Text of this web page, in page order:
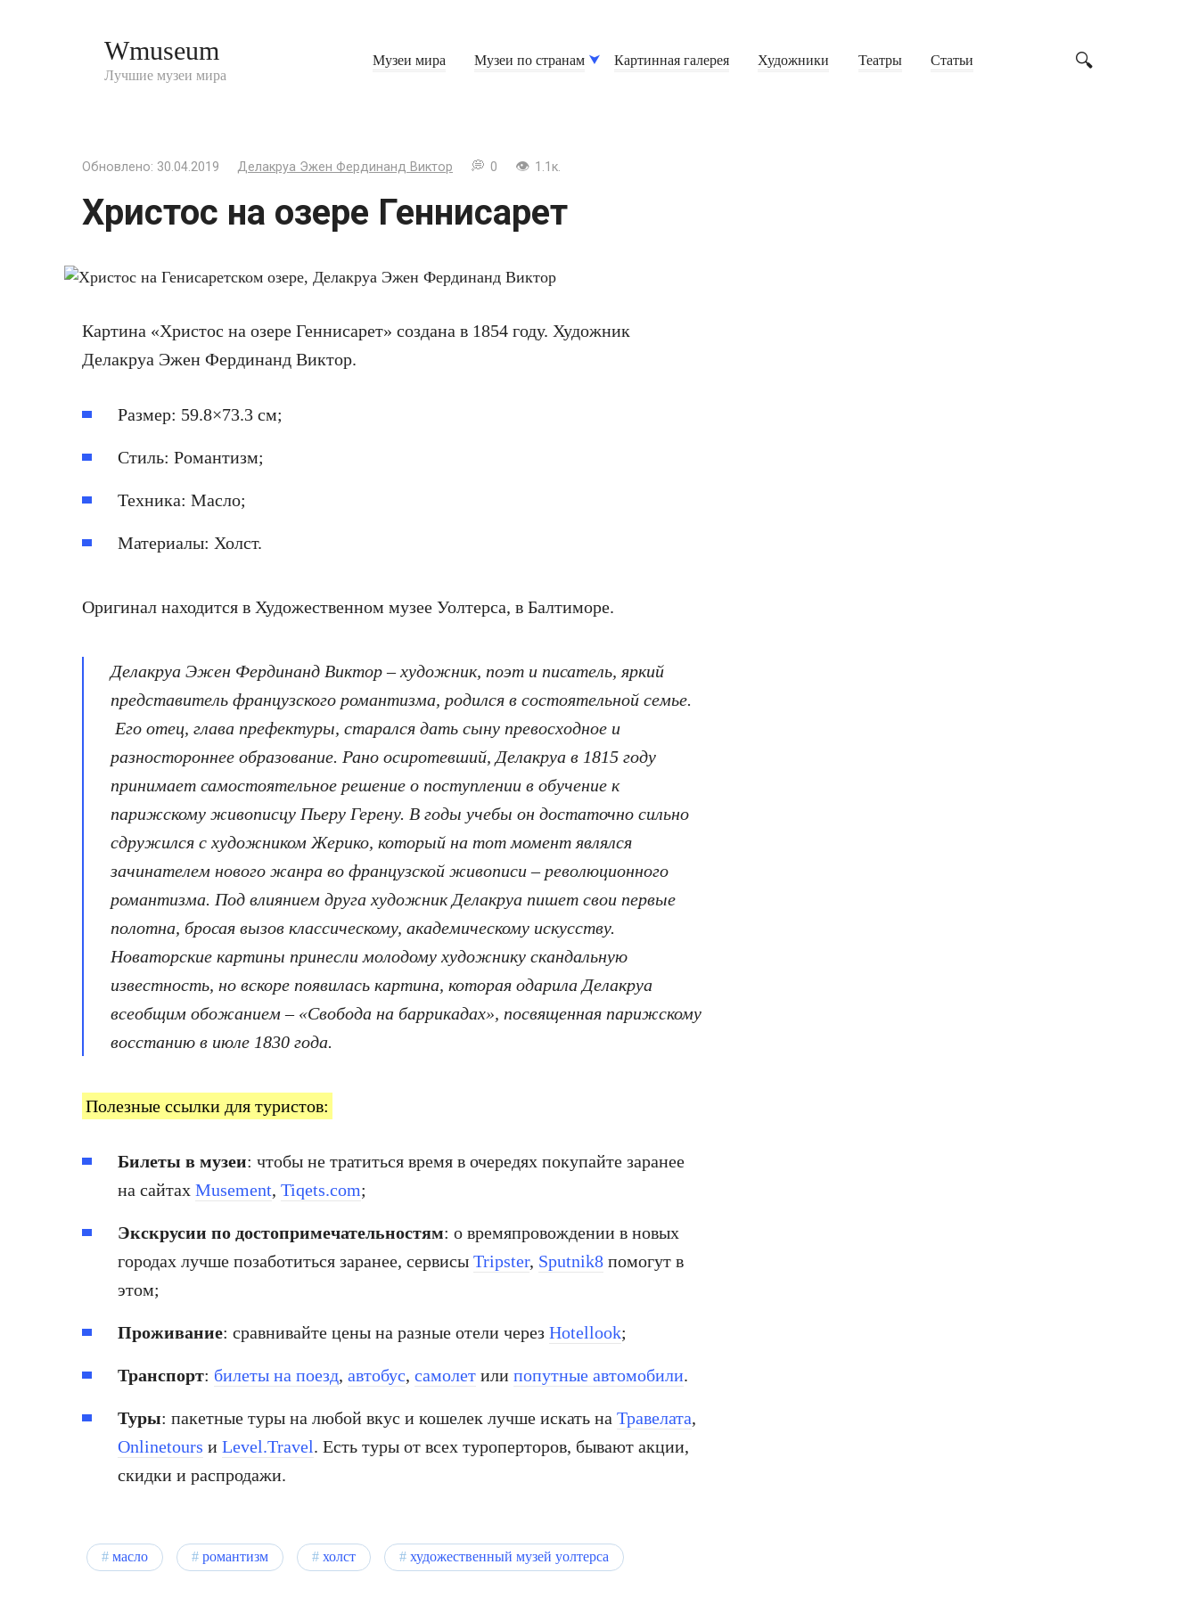
Wmuseum
Лучшие музеи мира
Музеи мира Музеи по странам Картинная галерея Художники Театры Статьи
Обновлено: 30.04.2019 Делакруа Эжен Фердинанд Виктор 0 1.1к.
Христос на озере Геннисарет
Картина «Христос на озере Геннисарет» создана в 1854 году. Художник
Делакруа Эжен Фердинанд Виктор.
Размер: 59.8×73.3 см;
Стиль: Романтизм;
Техника: Масло;
Материалы: Холст.
Оригинал находится в Художественном музее Уолтерса, в Балтиморе.
Делакруа Эжен Фердинанд Виктор – художник, поэт и писатель, яркий
представитель французского романтизма, родился в состоятельной семье.
Его отец, глава префектуры, старался дать сыну превосходное и
разностороннее образование. Рано осиротевший, Делакруа в 1815 году
принимает самостоятельное решение о поступлении в обучение к
парижскому живописцу Пьеру Герену. В годы учебы он достаточно сильно
сдружился с художником Жерико, который на тот момент являлся
зачинателем нового жанра во французской живописи – революционного
романтизма. Под влиянием друга художник Делакруа пишет свои первые
полотна, бросая вызов классическому, академическому искусству.
Новаторские картины принесли молодому художнику скандальную
известность, но вскоре появилась картина, которая одарила Делакруа
всеобщим обожанием – «Свобода на баррикадах», посвященная парижскому
восстанию в июле 1830 года.
Полезные ссылки для туристов:
Билеты в музеи: чтобы не тратиться время в очередях покупайте заранее
на сайтах Musement, Tiqets.com;
Экскрусии по достопримечательностям: о времяпровождении в новых
городах лучше позаботиться заранее, сервисы Tripster, Sputnik8 помогут в
этом;
Проживание: сравнивайте цены на разные отели через Hotellook;
Транспорт: билеты на поезд, автобус, самолет или попутные автомобили.
Туры: пакетные туры на любой вкус и кошелек лучше искать на Травелата,
Onlinetours и Level.Travel. Есть туры от всех туроперторов, бывают акции,
скидки и распродажи.
масло романтизм холст художественный музей уолтерса